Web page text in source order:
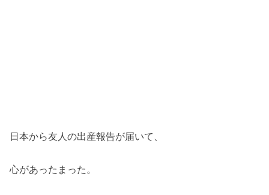
日本から友人の出産報告が届いて、
心があったまった。